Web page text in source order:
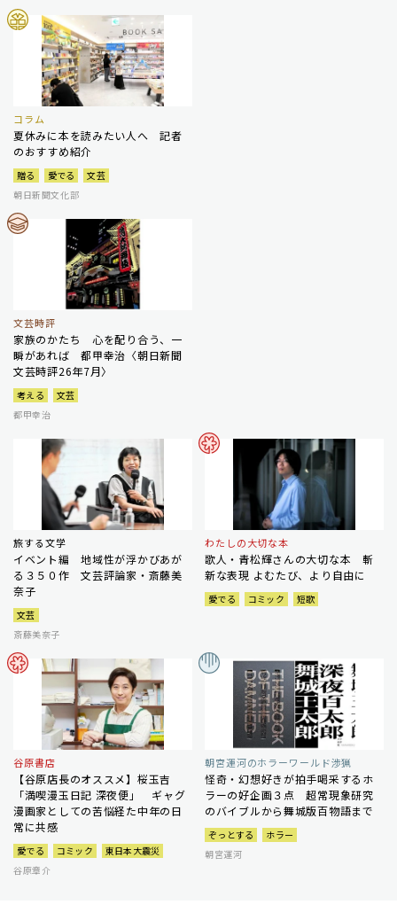
コラム
夏休みに本を読みたい人へ 記者
のおすすめ紹介
贈る 愛でる
文芸
朝日新聞文化部
文芸時評
家族のかたち 心を配り合う、一
瞬があれば 都甲幸治〈朝日新聞
文芸時評26年7月〉
考える
文芸
都甲幸治
旅する文学
イベント編 地域性が浮かびあが
る３５０作 文芸評論家・斎藤美
奈子
文芸
斎藤美奈子
わたしの大切な本
歌人・青松輝さんの大切な本 斬
新な表現 よむたび、より自由に
愛でる コミック 短歌
谷原書店
【谷原店長のオススメ】桜玉吉
「満喫漫玉日記 深夜便」 ギャグ
漫画家としての苦悩経た中年の日
常に共感
愛でる コミック
東日本大震災
谷原章介
朝宮運河のホラーワールド渉猟
怪奇・幻想好きが拍手喝采するホ
ラーの好企画３点 超常現象研究
のバイブルから舞城版百物語まで
ぞっとする
ホラー
朝宮運河